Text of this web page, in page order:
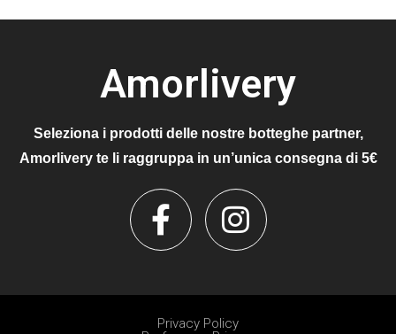
Amorlivery
Seleziona i prodotti delle nostre botteghe partner,
Amorlivery te li raggruppa in un’unica consegna di 5€
Privacy Policy